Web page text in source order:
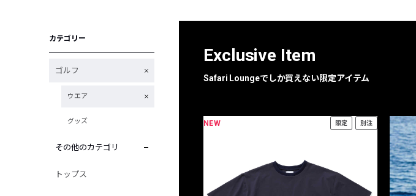
フォーカスブランド
カテゴリー
ゴルフ
ウエア
グッズ
その他のカテゴリ
トップス
Exclusive Item
Safari Loungeでしか買えない限定アイテム
NEW 限定 別注